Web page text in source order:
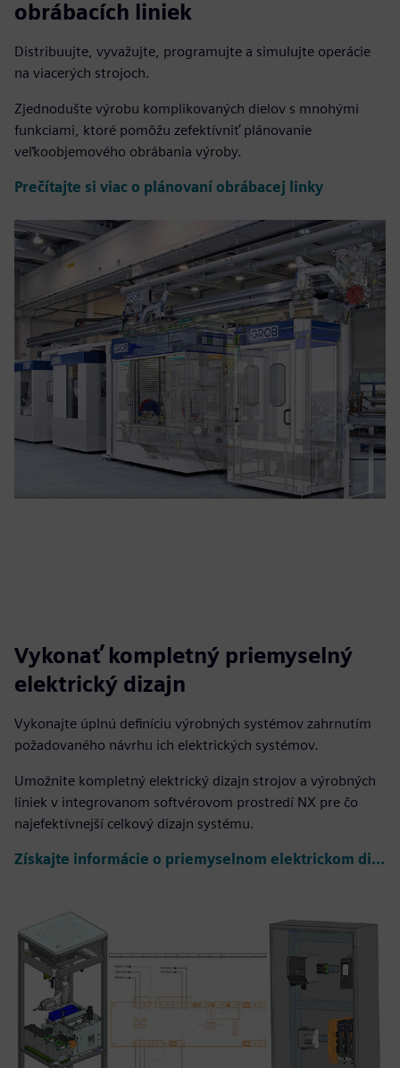
obrábacích liniek
Distribuujte, vyvažujte, programujte a simulujte operácie
na viacerých strojoch.
Zjednodušte výrobu komplikovaných dielov s mnohými
funkciami, ktoré pomôžu zefektívniť plánovanie
veľkoobjemového obrábania výroby.
Prečítajte si viac o plánovaní obrábacej linky
Vykonať kompletný priemyselný
elektrický dizajn
Vykonajte úplnú definíciu výrobných systémov zahrnutím
požadovaného návrhu ich elektrických systémov.
Umožnite kompletný elektrický dizajn strojov a výrobných
liniek v integrovanom softvérovom prostredí NX pre čo
najefektívnejší celkový dizajn systému.
Získajte informácie o priemyselnom elektrickom dizajne